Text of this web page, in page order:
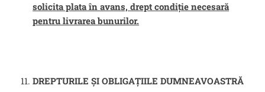
solicita plata în avans, drept condiție necesară
pentru livrarea bunurilor.
DREPTURILE ȘI OBLIGAȚIILE DUMNEAVOASTRĂ